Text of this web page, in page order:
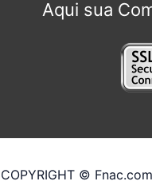
Aqui sua
COPYRIGHT ©